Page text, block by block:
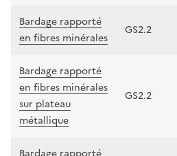
Bardage rapporté
en fibres minérales
GS2.2
Bardage rapporté
en fibres minérales
sur plateau
métallique
GS2.2